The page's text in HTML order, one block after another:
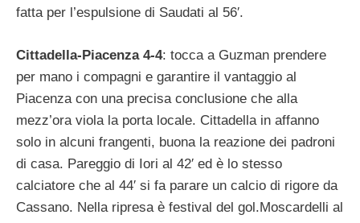
fatta per l’espulsione di Saudati al 56′.
Cittadella-Piacenza 4-4: tocca a Guzman prendere
per mano i compagni e garantire il vantaggio al
Piacenza con una precisa conclusione che alla
mezz’ora viola la porta locale. Cittadella in affanno
solo in alcuni frangenti, buona la reazione dei padroni
di casa. Pareggio di Iori al 42′ ed è lo stesso
calciatore che al 44′ si fa parare un calcio di rigore da
Cassano. Nella ripresa è festival del gol.Moscardelli al